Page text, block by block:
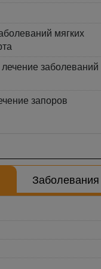
мягких
заболеваний
запоров
Заболевания